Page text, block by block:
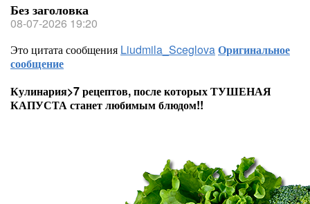
Без заголовка
08-07-2026 19:20
Это цитата сообщения Liudmila_SceglovaОригинальное
сообщение
Кулинария>7 рецептов, после которых ТУШЕНАЯ
КАПУСТА станет любимым блюдом!!